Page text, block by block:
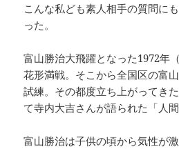
こんな私ども素人相手の質問に
った。
富山勝治大飛躍となった1972年
花形満戦。そこから全国区の富
試練。その都度立ち上がってき
て寺内大吉さんが語られた「人
富山勝治は子供の頃から気性が